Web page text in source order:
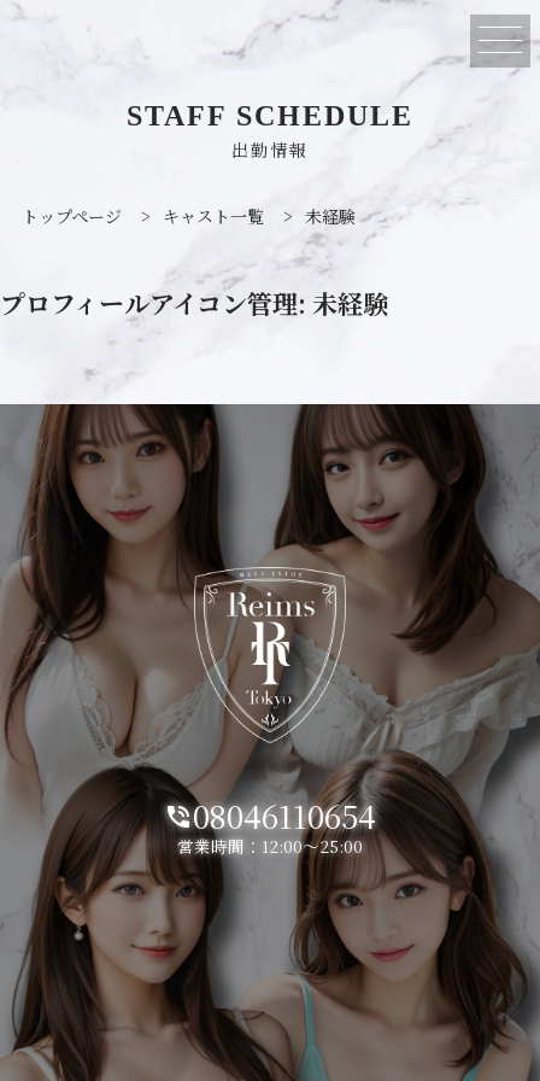
出勤情報
STAFF SCHEDULE
トップページ > キャスト一覧 > 未経験
プロフィールアイコン管理: 未経験
phone_in_talk08046110654
営業時間：12:00～25:00